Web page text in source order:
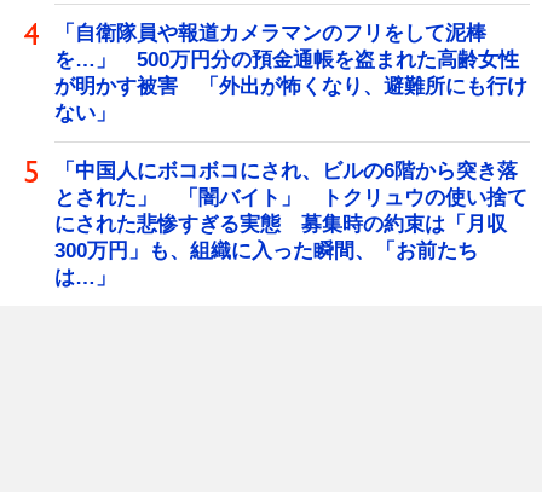
「自衛隊員や報道カメラマンのフリをして泥棒
を…」 500万円分の預金通帳を盗まれた高齢女性
が明かす被害 「外出が怖くなり、避難所にも行け
ない」
「中国人にボコボコにされ、ビルの6階から突き落
とされた」 「闇バイト」 トクリュウの使い捨て
にされた悲惨すぎる実態 募集時の約束は「月収
300万円」も、組織に入った瞬間、「お前たち
は…」